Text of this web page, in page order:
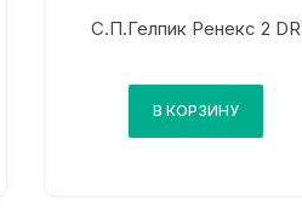
С.П.Гелпик Ренекс 2 DR
В КОРЗИНУ